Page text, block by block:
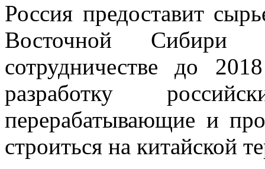
Россия предоставит
Восточной Сибири
сотрудничестве до
разработку
перерабатывающие и
строиться на китайской